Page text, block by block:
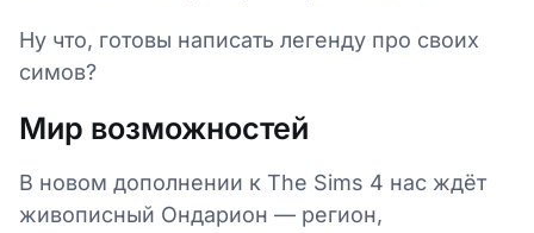
Ну что, готовы написать легенду про своих
симов?
Мир возможностей
В новом дополнении к The Sims 4 нас ждёт
живописный Ондарион — регион,